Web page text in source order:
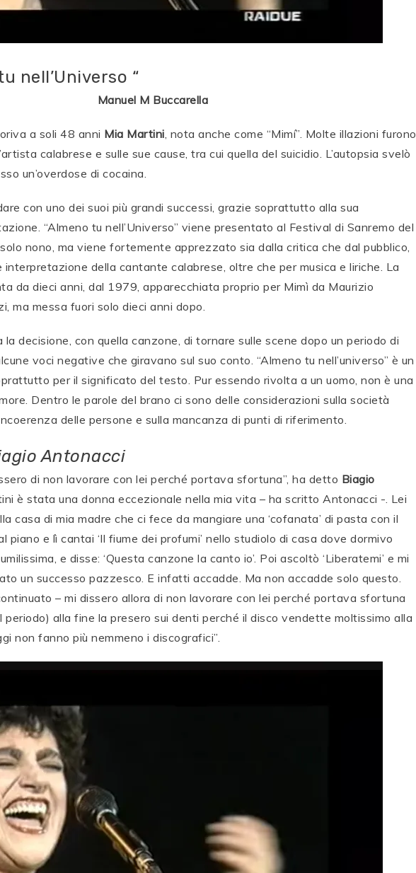
nell’Universo “
Manuel M Buccarella
a soli 48 anni Mia Martini, nota anche come “Mimí”. Molte illazioni furono
calabrese e sulle sue cause, tra cui quella del suicidio. L’autopsia svelò
un’overdose di cocaina.
con uno dei suoi più grandi successi, grazie soprattutto alla sua
“Almeno tu nell’Universo” viene presentato al Festival di Sanremo del
nono, ma viene fortemente apprezzato sia dalla critica che dal pubblico,
interpretazione della cantante calabrese, oltre che per musica e liriche. La
da dieci anni, dal 1979, apparecchiata proprio per Mimì da Maurizio
ma messa fuori solo dieci anni dopo.
decisione, con quella canzone, di tornare sulle scene dopo un periodo di
voci negative che giravano sul suo conto. “Almeno tu nell’universo” è un
per il significato del testo. Pur essendo rivolta a un uomo, non è una
Dentro le parole del brano ci sono delle considerazioni sulla società
delle persone e sulla mancanza di punti di riferimento.
Antonacci
di non lavorare con lei perché portava sfortuna”, ha detto Biagio
è stata una donna eccezionale nella mia vita – ha scritto Antonacci -. Lei
casa di mia madre che ci fece da mangiare una ‘cofanata’ di pasta con il
piano e lì cantai ‘Il fiume dei profumi’ nello studiolo di casa dove dormivo
e disse: ‘Questa canzone la canto io’. Poi ascoltò ‘Liberatemi’ e mi
un successo pazzesco. E infatti accadde. Ma non accadde solo questo.
– mi dissero allora di non lavorare con lei perché portava sfortuna
periodo) alla fine la presero sui denti perché il disco vendette moltissimo alla
non fanno più nemmeno i discografici”.